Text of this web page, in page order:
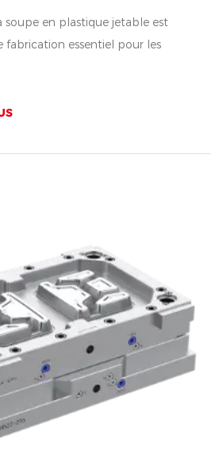
soupe en plastique jetable est
fabrication essentiel pour les